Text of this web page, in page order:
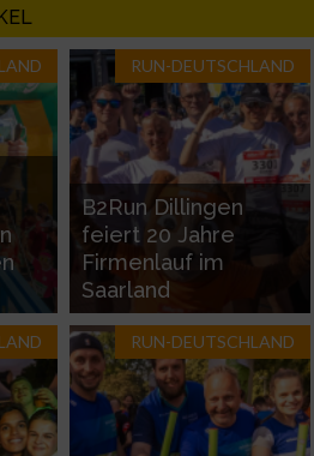
RUN-DEUTSCHLAND
B2Run Dillingen
feiert 20 Jahre
Firmenlauf im
Saarland
RUN-DEUTSCHLAND
von Inhalten
durch Statistiken oder
der Angebote
Daten zur Auswahl von Inhalten
Standortdaten
angeforderten Informationen